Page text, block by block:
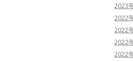
2023
2022
2022
2022
2022